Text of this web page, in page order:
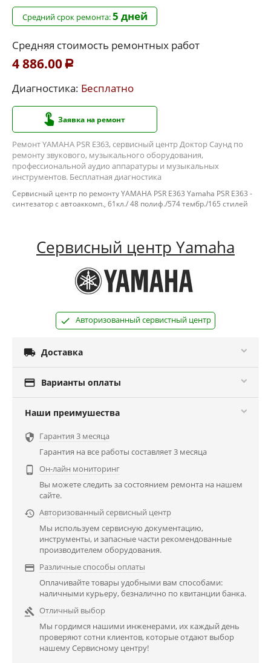
Средний срок ремонта:5 дней
Средняя стоимость ремонтных работ
4 886.00 Р
Диагностика: Бесплатно
Заявка на ремонт
Ремонт YAMAHA PSR E363, сервисный центр Доктор Саунд по
ремонту звукового, музыкального оборудования,
профессиональной аудио аппаратуры и музыкальных
инструментов. Бесплатная диагностика
Сервисный центр по ремонту YAMAHA PSR E363 Yamaha PSR E363 -
синтезатор с автоаккомп., 61кл./ 48 полиф./574 тембр./165 стилей
Сервисный центр Yamaha
Авторизованный сервистный центр
 Доставка
 Варианты оплаты
Наши преимушества
 Гарантия 3 месяца
Гарантия на все работы составляет 3 месяца

Он-лайн мониторинг
Вы можете следить за состоянием ремонта на нашем
сайте.
 Авторизованный сервисный центр
Мы используем сервисную документацию,
инструменты, и запасные части рекомендованные
производителем оборудования.
 Различные способы оплаты
Оплачивайте товары удобными вам способами:
наличными курьеру, безналично по квитанции банка.
 Отличный выбор
Мы гордимся нашими инженерами, их каждый день
проверяют сотни клиентов, которые отдают выбор
нашему Сервисному центру!